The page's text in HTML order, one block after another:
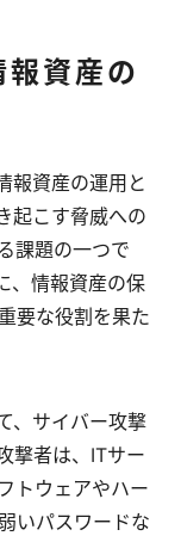
資産の
報資産の運用と
起こす脅威への
課題の一つで
、情報資産の保
要な役割を果た
、サイバー攻撃
撃者は、ITサー
トウェアやハー
いパスワードな